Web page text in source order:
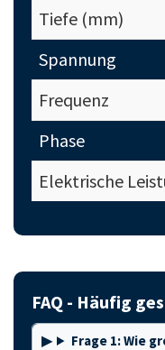
Tiefe (mm)
Spannung
Frequenz
Phase
Elektrische
FAQ - Häufig
Frage 1: Wie